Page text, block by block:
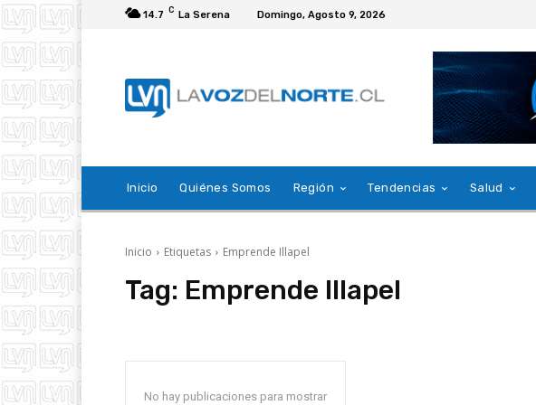
14.7 C La Serena Domingo, Agosto 9, 2026
Inicio Quiénes Somos Región Tendencias Salud
Inicio Etiquetas Emprende Illapel
Tag: Emprende Illapel
No hay publicaciones para mostrar